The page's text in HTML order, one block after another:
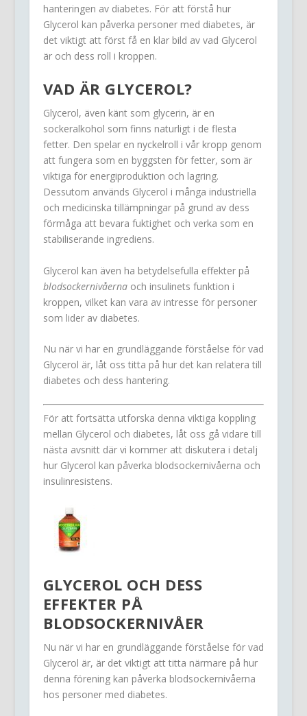
hanteringen av diabetes. För att förstå hur
Glycerol kan påverka personer med diabetes, är
det viktigt att först få en klar bild av vad Glycerol
är och dess roll i kroppen.
VAD ÄR GLYCEROL?
Glycerol, även känt som glycerin, är en
sockeralkohol som finns naturligt i de flesta
fetter. Den spelar en nyckelroll i vår kropp genom
att fungera som en byggsten för fetter, som är
viktiga för energiproduktion och lagring.
Dessutom används Glycerol i många industriella
och medicinska tillämpningar på grund av dess
förmåga att bevara fuktighet och verka som en
stabiliserande ingrediens.
Glycerol kan även ha betydelsefulla effekter på
blodsockernivåernaoch insulinets funktion i
kroppen, vilket kan vara av intresse för personer
som lider av diabetes.
Nu när vi har en grundläggande förståelse för vad
Glycerol är, låt oss titta på hur det kan relatera till
diabetes och dess hantering.
För att fortsätta utforska denna viktiga koppling
mellan Glycerol och diabetes, låt oss gå vidare till
nästa avsnitt där vi kommer att diskutera i detalj
hur Glycerol kan påverka blodsockernivåerna och
insulinresistens.
GLYCEROL OCH DESS
EFFEKTER PÅ
BLODSOCKERNIVÅER
Nu när vi har en grundläggande förståelse för vad
Glycerol är, är det viktigt att titta närmare på hur
denna förening kan påverka blodsockernivåerna
hos personer med diabetes.